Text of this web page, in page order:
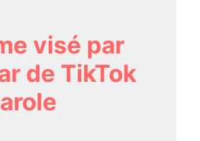
visé par
de TikTok